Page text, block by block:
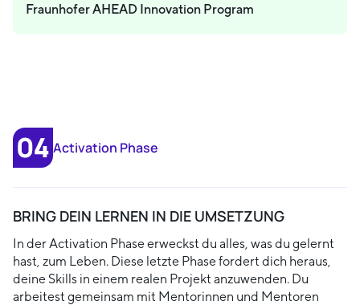
Fraunhofer AHEAD Innovation Program
Activation Phase
BRING DEIN LERNEN IN DIE UMSETZUNG
In der Activation Phase erweckst du alles, was du gelernt
hast, zum Leben. Diese letzte Phase fordert dich heraus,
deine Skills in einem realen Projekt anzuwenden. Du
arbeitest gemeinsam mit Mentorinnen und Mentoren